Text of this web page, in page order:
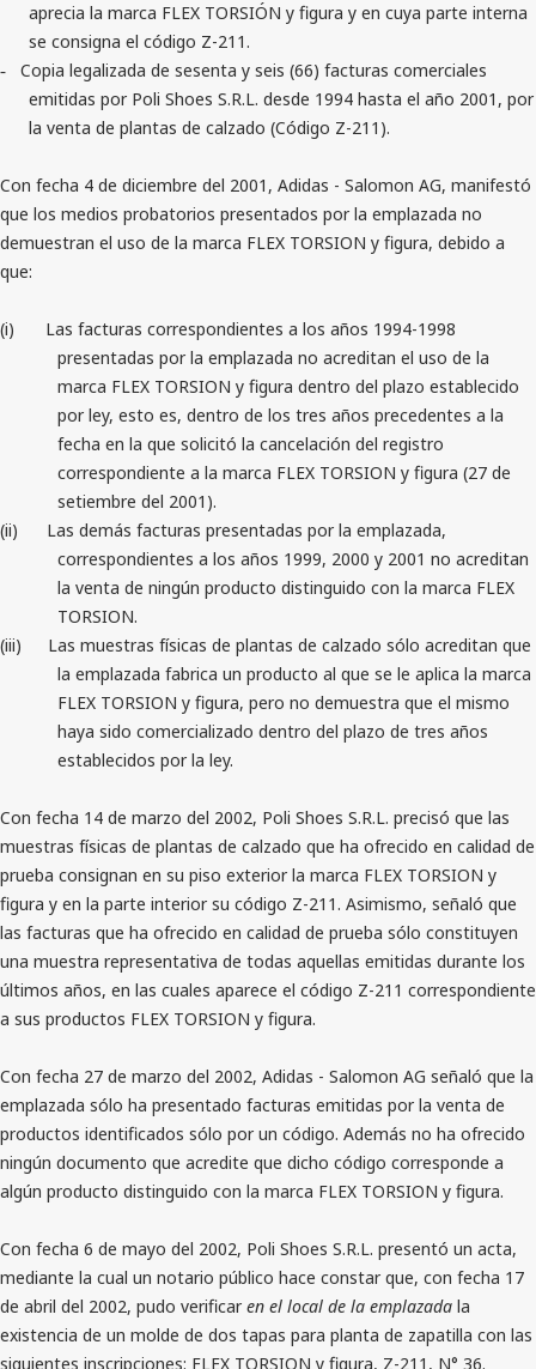
aprecia la marca FLEX TORSIÓN y figura y en cuya parte interna
se consigna el código Z-211.
-
Copia legalizada de sesenta y seis (66) facturas comerciales
emitidas por Poli Shoes S.R.L. desde 1994 hasta el año 2001, por
la venta de plantas de calzado (Código Z-211).
Con fecha 4 de diciembre del 2001, Adidas - Salomon AG, manifestó
que los medios probatorios presentados por la emplazada no
demuestran el uso de la marca FLEX TORSION y figura, debido a
que:
(i)
Las facturas correspondientes a los años 1994-1998
presentadas por la emplazada no acreditan el uso de la
marca FLEX TORSION y figura dentro del plazo establecido
por ley, esto es, dentro de los tres años precedentes a la
fecha en la que solicitó la cancelación del registro
correspondiente a la marca FLEX TORSION y figura (27 de
setiembre del 2001).
(ii)
Las demás facturas presentadas por la emplazada,
correspondientes a los años 1999, 2000 y 2001 no acreditan
la venta de ningún producto distinguido con la marca FLEX
TORSION.
(iii)
Las muestras físicas de plantas de calzado sólo acreditan que
la emplazada fabrica un producto al que se le aplica la marca
FLEX TORSION y figura, pero no demuestra que el mismo
haya sido comercializado dentro del plazo de tres años
establecidos por la ley.
Con fecha 14 de marzo del 2002, Poli Shoes S.R.L. precisó que las
muestras físicas de plantas de calzado que ha ofrecido en calidad de
prueba consignan en su piso exterior la marca FLEX TORSION y
figura y en la parte interior su código Z-211. Asimismo, señaló que
las facturas que ha ofrecido en calidad de prueba sólo constituyen
una muestra representativa de todas aquellas emitidas durante los
últimos años, en las cuales aparece el código Z-211 correspondiente
a sus productos FLEX TORSION y figura.
Con fecha 27 de marzo del 2002, Adidas - Salomon AG señaló que la
emplazada sólo ha presentado facturas emitidas por la venta de
productos identificados sólo por un código. Además no ha ofrecido
ningún documento que acredite que dicho código corresponde a
algún producto distinguido con la marca FLEX TORSION y figura.
Con fecha 6 de mayo del 2002, Poli Shoes S.R.L. presentó un acta,
mediante la cual un notario público hace constar que, con fecha 17
de abril del 2002, pudo verificar en el local de la emplazada la
existencia de un molde de dos tapas para planta de zapatilla con las
siguientes inscripciones: FLEX TORSION y figura, Z-211, N° 36.